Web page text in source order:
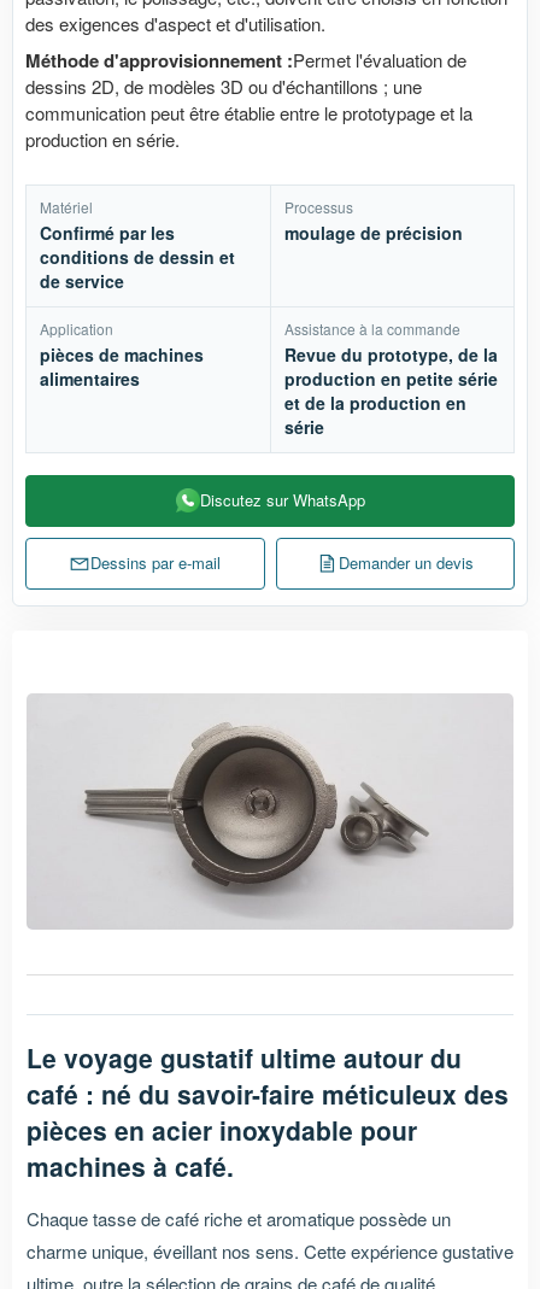
des exigences d'aspect et d'utilisation.
Méthode d'approvisionnement :Permet l'évaluation de
dessins 2D, de modèles 3D ou d'échantillons ; une
communication peut être établie entre le prototypage et la
production en série.
Matériel
Confirmé par les
conditions de dessin et
de service
Processus
moulage de précision
Application
pièces de machines
alimentaires
Assistance à la commande
Revue du prototype, de la
production en petite série
et de la production en
série
Discutez sur WhatsApp
Dessins par e-mail Demander un devis
Le voyage gustatif ultime autour du
café : né du savoir-faire méticuleux des
pièces en acier inoxydable pour
machines à café.
Chaque tasse de café riche et aromatique possède un
charme unique, éveillant nos sens. Cette expérience gustative
ultime, outre la sélection de grains de café de qualité